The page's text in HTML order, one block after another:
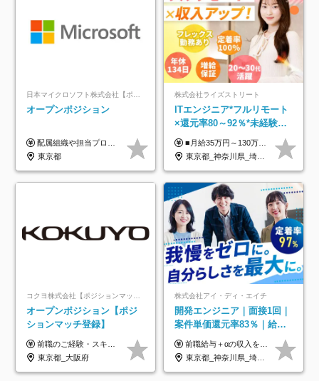
日本マイクロソフト株式会社【ポジションマッチ登録】
オープンポジション
配属組織や担当プロジェクトにより異なります。 ▼参考情報 ----------------------- 年俸650万～（1/12を月々支給） ※経験、能力を考慮の上、当社規定により優遇いたします。 ※時間外、休日出勤、深夜手当に対する賃金も基本年俸に含みます。
東京都
株式会社ライズストリート
ITエンジニア*フルリモート
×還元率80～92％*未経験歓
迎*年休134日*月給35万～*
定着率100%
■月給35万円～130万円＋賞与年2回＋各種手当 ※システムエンジニアの経験をお持ちの方は月給41万円以上＋賞与年2回（108万円～）＋手当 ■単価（年収）アップのチャンスは最大年12回 ※残業代は1分単位で100％全額支給。サービス残業などは一切ありません ※試用期間6ヵ月（試用期間中の待遇・給与に差はありません）
東京都_神奈川県_埼玉県_千葉県_大阪府_愛知県_北海道_青森県_岩手県_宮城県_秋田県_山形県_福島県_茨城県_栃木県_群馬県_新潟県_山梨県_長野県_富山県_石川県_福井県_静岡県_岐阜県_三重県_兵庫県_京都府_滋賀県_奈良県_和歌山県_広島県_岡山県_鳥取県_島根県_山口県_徳島県_香川県_愛媛県_高知県_福岡県_熊本県_佐賀県_長崎県_大分県_宮崎県_鹿児島県_沖縄県
コクヨ株式会社【ポジションマッチ登録】
オープンポジション【ポジ
ションマッチ登録】
前職のご経験・スキル等を考慮して決定します。
東京都_大阪府
株式会社アイ・ディ・エイチ
開発エンジニア｜面接1回｜
案件単価還元率83％｜給与
UP保証｜年休140日｜在宅
利用率9割｜独立支援・副業
制度
前職給与＋αの収入を保証 月給42万円～120万円＋各種手当＋賞与 給与基準が明確かつ高還元です。 一人ひとりが安定した環境のもと、長く活躍できる職場を目指しています。 ※平均年収650万円 ・還元率83％ ・各種手当について 職能手当／職務手当／資格手当／営業手当 など ※前職での経験・能力、給与などを考慮の上、当社規定により優遇いたします ※試用期間あり（3ヶ月／期間中の条件に変動はありません） ※上記金額には固定残業代（78,948円～225,564円/月30時間分）を含みます 超過分は別途全額支給いたします ・年収UPを保証 過去には転職時に〈年収200万円UP〉したエンジニアも在籍しています。入社時だけでなく、入社後も安心の給与水準で働ける環境です。キャリアや技術力が正当に評価されていないと感じていたら、一度面接でお話ししましょう！ 当社では管理職の人数は最低限にし、無駄な管理をしません。その費用削減分を社員の給与に還元しています！
東京都_神奈川県_埼玉県_千葉県_大阪府_愛知県_北海道_青森県_岩手県_宮城県_秋田県_山形県_福島県_茨城県_栃木県_群馬県_新潟県_山梨県_長野県_富山県_石川県_福井県_静岡県_岐阜県_三重県_兵庫県_京都府_滋賀県_奈良県_和歌山県_広島県_岡山県_鳥取県_島根県_山口県_徳島県_香川県_愛媛県_高知県_福岡県_熊本県_佐賀県_長崎県_大分県_宮崎県_鹿児島県_沖縄県